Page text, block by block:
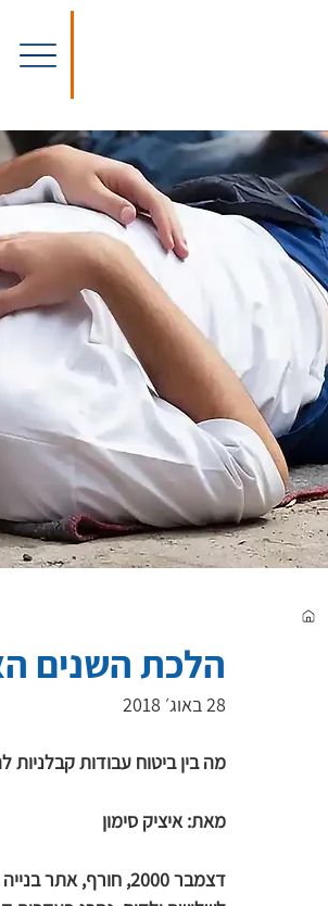
הלכת השנים
28 באוג׳ 2018
מה בין ביטוח עבודות
מאת: איציק סימון